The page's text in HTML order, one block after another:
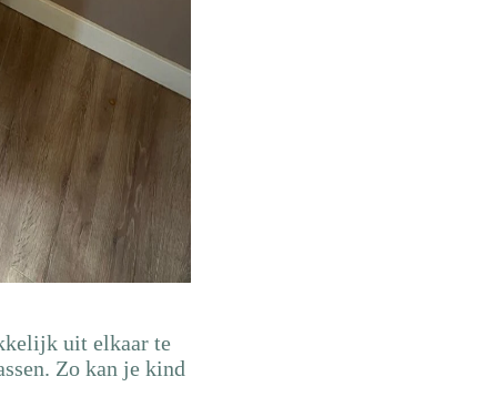
uit elkaar te
Zo kan je kind